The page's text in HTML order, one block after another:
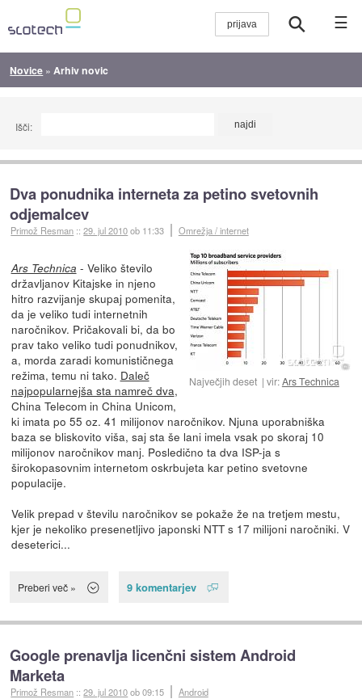
☰
Novice » Arhiv novic
Išči:
Dva ponudnika interneta za petino svetovnih
odjemalcev
Primož Resman ::29. jul 2010ob 11:33 Omrežja / internet
Največjih deset vir:Ars Technica
Ars Technica - Veliko število
državljanov Kitajske in njeno
hitro razvijanje skupaj pomenita,
da je veliko tudi internetnih
naročnikov. Pričakovali bi, da bo
prav tako veliko tudi ponudnikov,
a, morda zaradi komunističnega
režima, temu ni tako. Daleč
najpopularnejša sta namreč dva,
China Telecom in China Unicom,
ki imata po 55 oz. 41 milijonov naročnikov. Njuna uporabniška
baza se bliskovito viša, saj sta še lani imela vsak po skoraj 10
milijonov naročnikov manj. Posledično ta dva ISP-ja s
širokopasovnim internetom oskrbujeta kar petino svetovne
populacije.
Velik prepad v številu naročnikov se pokaže že na tretjem mestu,
kjer je nekoliko presenetljivo japonski NTT s 17 milijoni naročniki. V
deseterici...
Preberi več » 9 komentarjev
Google prenavlja licenčni sistem Android
Marketa
Primož Resman ::29. jul 2010ob 09:15 Android